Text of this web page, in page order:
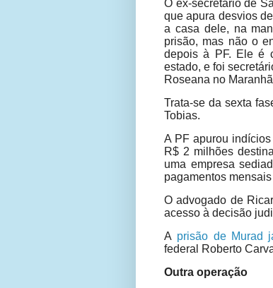
O ex-secretário de
que apura desvios
a casa dele, na
prisão, mas não o
depois à PF. Ele é
estado, e foi
Roseana no
Trata-se da sexta
Tobias.
A PF apurou
R$ 2 milhões
uma empresa
pagamentos
O advogado de
acesso à decisão
A prisão de Murad
federal Roberto
Outra operação